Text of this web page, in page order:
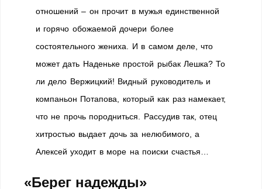
отношений – он прочит в мужья единственной
и горячо обожаемой дочери более
состоятельного жениха. И в самом деле, что
может дать Наденьке простой рыбак Лешка? То
ли дело Вержицкий! Видный руководитель и
компаньон Потапова, который как раз намекает,
что не прочь породниться. Рассудив так, отец
хитростью выдает дочь за нелюбимого, а
Алексей уходит в море на поиски счастья…
«Берег надежды»